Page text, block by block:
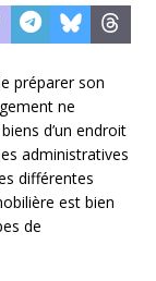
préparer son
ne
d’un endroit
administratives
différentes
est bien
de